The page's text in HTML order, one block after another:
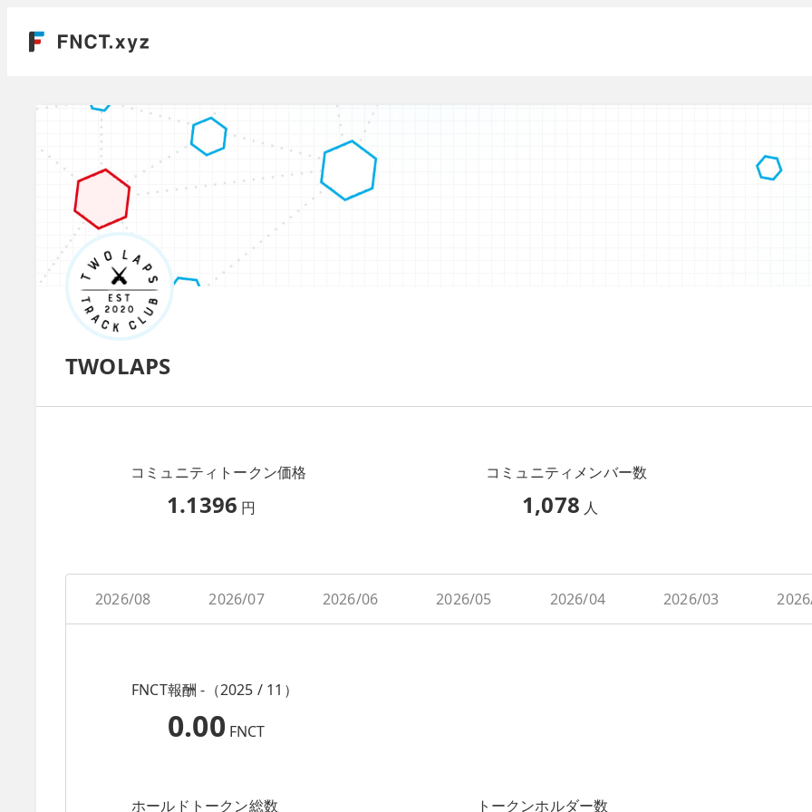
TWOLAPS
コミュニティトークン価格
1.1396 円
コミュニティメンバー数
1,078 人
2026/08 2026/07 2026/06 2026/05 2026/04 2026/03
FNCT報酬 -（2025 / 11）
0.00 FNCT
ホールドトークン総数 トークンホルダー数